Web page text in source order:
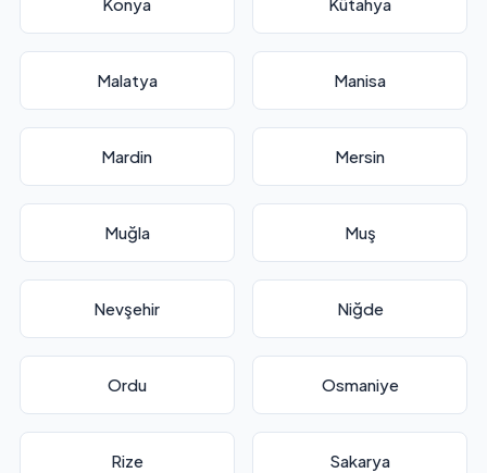
Konya Kütahya
Malatya Manisa
Mardin Mersin
Muğla Muş
Nevşehir Niğde
Ordu Osmaniye
Rize Sakarya